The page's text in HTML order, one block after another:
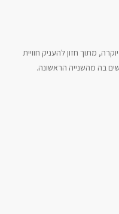
מתוך חזון להעניק חוויית
הראשונה.